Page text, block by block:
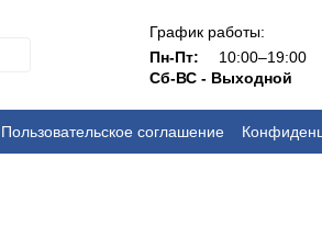
График работы:
Пн-Пт:
10:00–19:00
Сб-ВС - Выходной
Пользовательское соглашение